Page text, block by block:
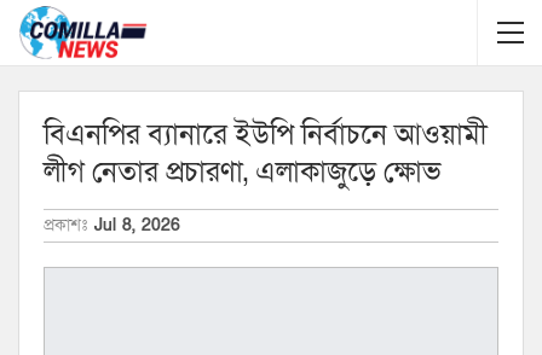
বিএনপির ব্যানারে ইউপি নির্বাচনে আওয়ামী
লীগ নেতার প্রচারণা, এলাকাজুড়ে ক্ষোভ
প্রকাশঃ Jul 8, 2026